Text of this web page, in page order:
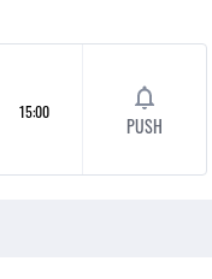
15:00
PUSH